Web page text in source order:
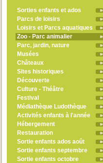
Sorties enfants et ados
Parcs de loisirs
Loisirs et Parcs aquatiques
Zoo - Parc animalier
Parc, jardin, nature
Musées
Châteaux
Sites historiques
Découverte
Culture - Théâtre
Festival
Médiathèque Ludothèque
Activités enfants à l'année
Hébergement
Restauration
Sortie enfants ados août
Sortie enfants septembre
Sortie enfants octobre